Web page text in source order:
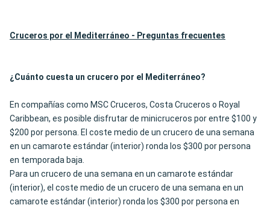
Cruceros por el Mediterráneo - Preguntas frecuentes
¿Cuánto cuesta un crucero por el Mediterráneo?
En compañías como MSC Cruceros, Costa Cruceros o Royal
Caribbean, es posible disfrutar de minicruceros por entre $100 y
$200 por persona. El coste medio de un crucero de una semana
en un camarote estándar (interior) ronda los $300 por persona
en temporada baja.
Para un crucero de una semana en un camarote estándar
(interior), el coste medio de un crucero de una semana en un
camarote estándar (interior) ronda los $300 por persona en